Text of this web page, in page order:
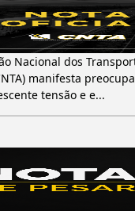
Nacional dos
manifesta
tensão e e...